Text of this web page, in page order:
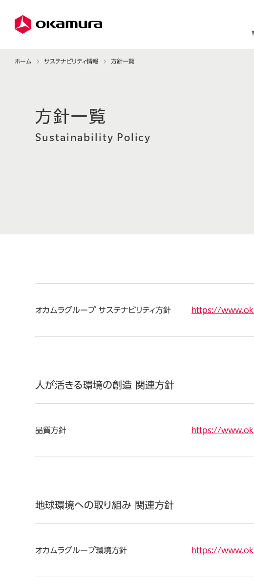
ホーム サステナビリティ情報 方針一覧
Sustainability Policy
オカムラグループ サステナビリティ方針 https://
人が活きる環境の創造 関連方針
品質方針 https://
地球環境への取り組み 関連方針
オカムラグループ環境方針 https://